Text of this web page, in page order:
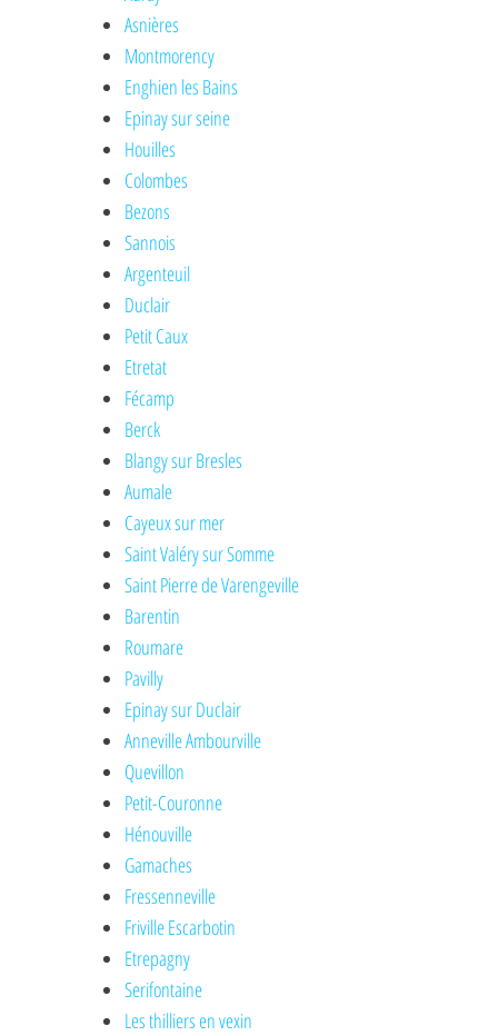
Asnières
Montmorency
Enghien les Bains
Epinay sur seine
Houilles
Colombes
Bezons
Sannois
Argenteuil
Duclair
Petit Caux
Etretat
Fécamp
Berck
Blangy sur Bresles
Aumale
Cayeux sur mer
Saint Valéry sur Somme
Saint Pierre de Varengeville
Barentin
Roumare
Pavilly
Epinay sur Duclair
Anneville Ambourville
Quevillon
Petit-Couronne
Hénouville
Gamaches
Fressenneville
Friville Escarbotin
Etrepagny
Serifontaine
Les thilliers en vexin